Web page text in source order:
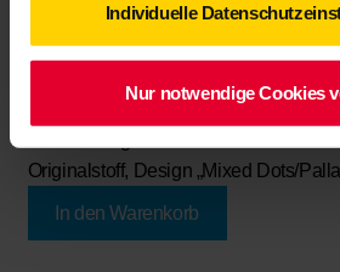
Einstellungenwiderrufen oder
Individuelle
Nur notwendige Cookies
BRANDRUP®- Second Skin
Ocean und Coast, Fahrer- und
Originalstoff, Design „Mixed Dots/
In den Warenkorb